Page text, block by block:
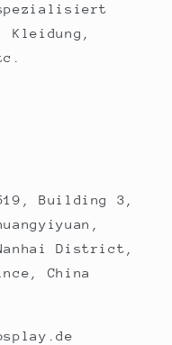
spezialisiert
519, Building 3,
District,
China